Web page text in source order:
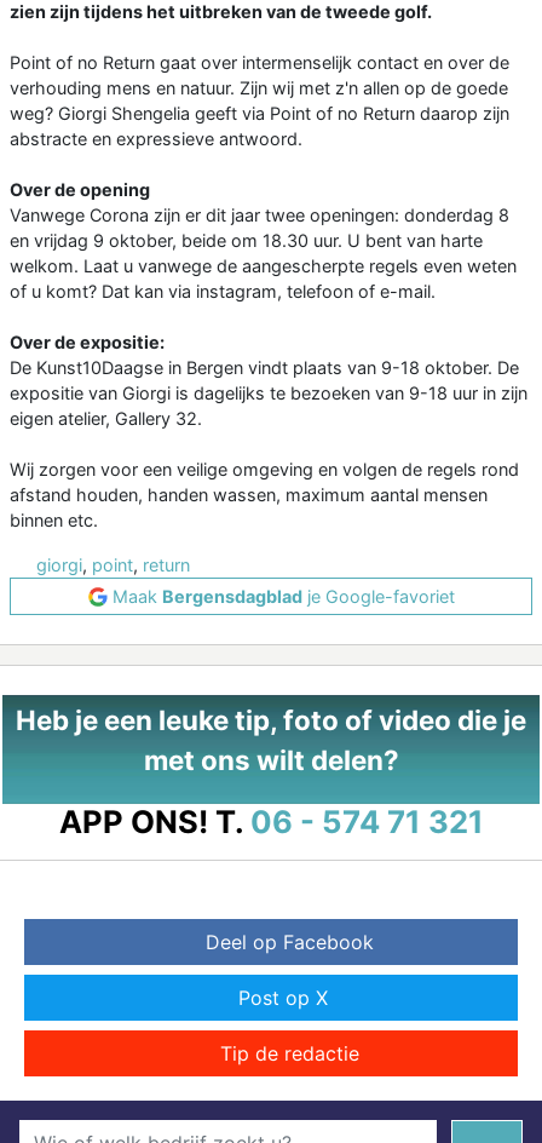
zien zijn tijdens het uitbreken van de tweede golf.
Point of no Return gaat over intermenselijk contact en over de
verhouding mens en natuur. Zijn wij met z'n allen op de goede
weg? Giorgi Shengelia geeft via Point of no Return daarop zijn
abstracte en expressieve antwoord.
Over de opening
Vanwege Corona zijn er dit jaar twee openingen: donderdag 8
en vrijdag 9 oktober, beide om 18.30 uur. U bent van harte
welkom. Laat u vanwege de aangescherpte regels even weten
of u komt? Dat kan via instagram, telefoon of e-mail.
Over de expositie:
De Kunst10Daagse in Bergen vindt plaats van 9-18 oktober. De
expositie van Giorgi is dagelijks te bezoeken van 9-18 uur in zijn
eigen atelier, Gallery 32.
Wij zorgen voor een veilige omgeving en volgen de regels rond
afstand houden, handen wassen, maximum aantal mensen
binnen etc.
giorgi, point, return
Maak Bergensdagbladje Google-favoriet
Heb je een leuke tip, foto of video die je
met ons wilt delen?
APP ONS! T. 06 - 574 71 321
Deel op Facebook
Post op X
Tip de redactie